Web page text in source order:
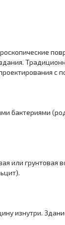
бактериями
или грунтовая
изнутри.